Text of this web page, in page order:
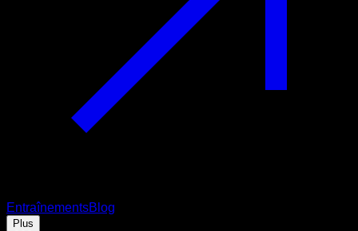
EntraînementsBlog
Plus